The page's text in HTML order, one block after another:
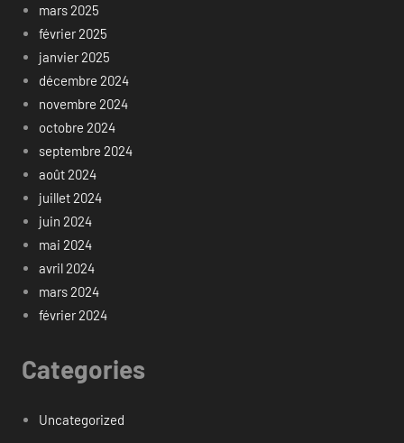
mars 2025
février 2025
janvier 2025
décembre 2024
novembre 2024
octobre 2024
septembre 2024
août 2024
juillet 2024
juin 2024
mai 2024
avril 2024
mars 2024
février 2024
Categories
Uncategorized